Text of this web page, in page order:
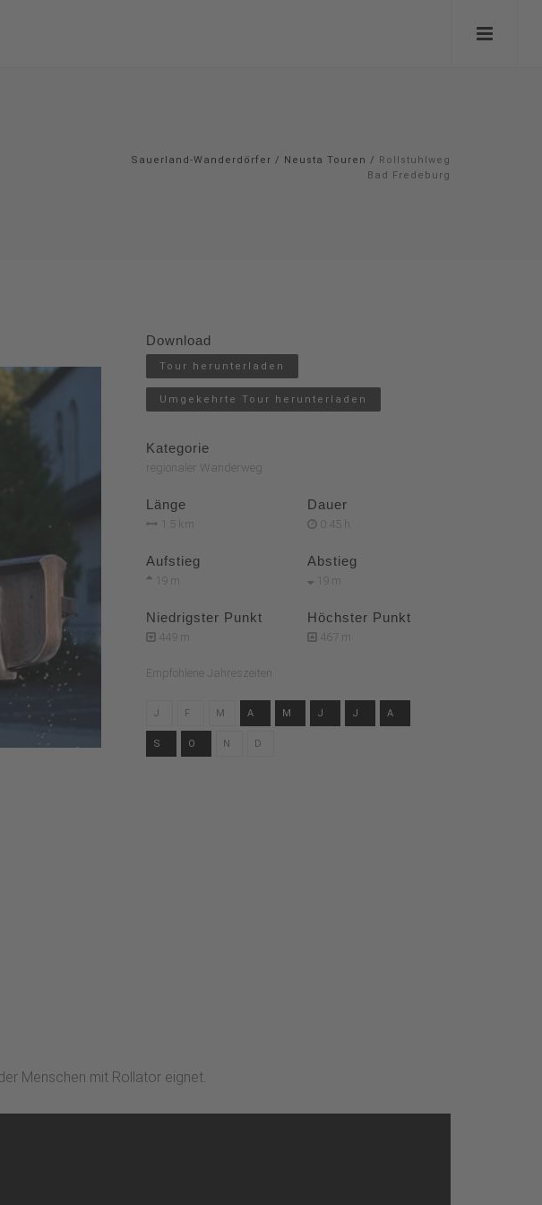
Sauerland-Wanderdörfer / Neusta Touren / Rollstuhlweg
Bad Fredeburg
Download
Tour herunterladen
Umgekehrte Tour herunterladen
Kategorie
regionaler Wanderweg
Länge
1.5 km
Dauer
0:45 h
Aufstieg
19 m
Abstieg
19 m
Niedrigster Punkt
449 m
Höchster Punkt
467 m
Empfohlene Jahreszeiten
J F M A M J J A
S O N D
Menschen mit Rollator eignet.